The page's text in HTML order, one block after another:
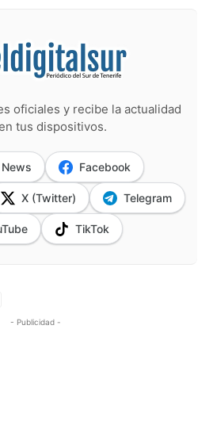
oficiales y recibe la actualidad
tus dispositivos.
Facebook
X (Twitter) Telegram
TikTok
- Publicidad -